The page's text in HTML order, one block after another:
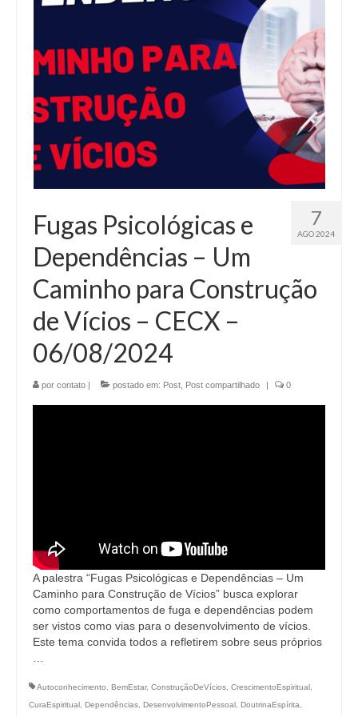
7
AGO 2024
Fugas Psicológicas e
Dependências – Um
Caminho para Construção
de Vícios – CECX –
06/08/2024
por contato | postado em: Post Post compartilhado | 0
A palestra “Fugas Psicológicas e Dependências – Um
Caminho para Construção de Vícios” busca explorar
como comportamentos de fuga e dependências podem
ser vistos como vias para o desenvolvimento de vícios.
Este tema convida todos a refletirem sobre seus próprios
Autoconhecimento BemEstar, ConstruçãoDeVícios CrescimentoEspiritual
CuraEspiritual Dependências DesenvolvimentoPessoal DoutrinaEspírita